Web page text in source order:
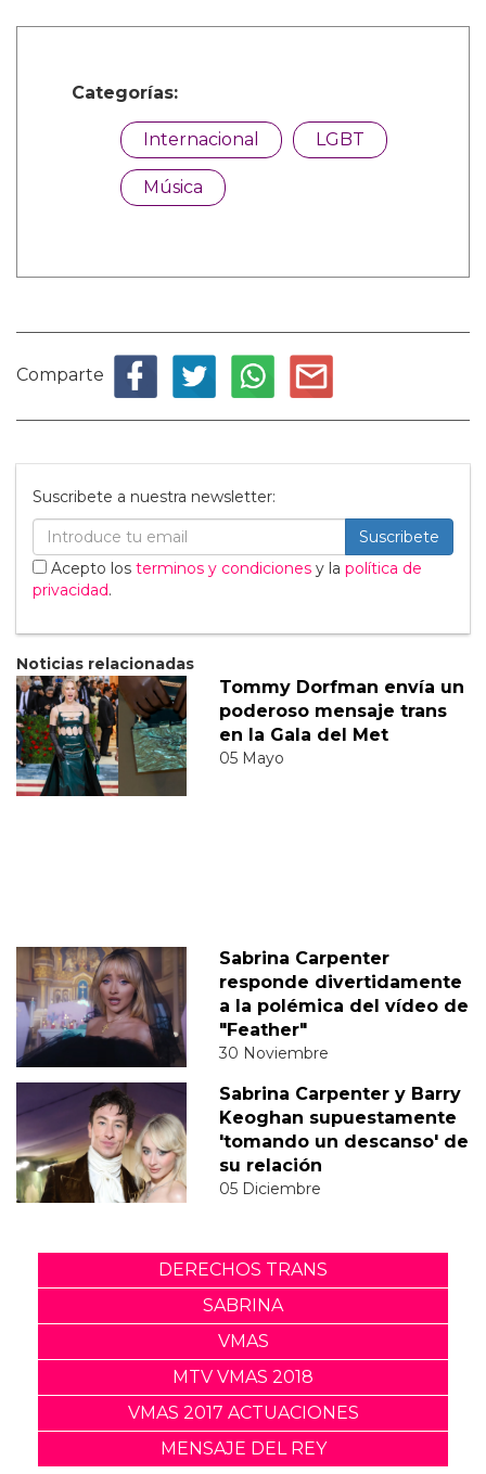
Categorías:
Internacional LGBT
Música
Comparte
Suscribete a nuestra newsletter:
Suscribete
Acepto los terminos y condiciones y la política de
privacidad.
Noticias relacionadas
Tommy Dorfman envía un
poderoso mensaje trans
en la Gala del Met
05 Mayo
Sabrina Carpenter
responde divertidamente
a la polémica del vídeo de
"Feather"
30 Noviembre
Sabrina Carpenter y Barry
Keoghan supuestamente
'tomando un descanso' de
su relación
05 Diciembre
DERECHOS TRANS
SABRINA
VMAS
MTV VMAS 2018
VMAS 2017 ACTUACIONES
MENSAJE DEL REY